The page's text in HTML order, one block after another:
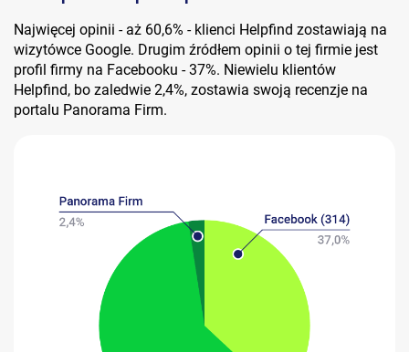
Najwięcej opinii - aż 60,6% - klienci Helpfind zostawiają na
wizytówce Google. Drugim źródłem opinii o tej firmie jest
profil firmy na Facebooku - 37%. Niewielu klientów
Helpfind, bo zaledwie 2,4%, zostawia swoją recenzje na
portalu Panorama Firm.